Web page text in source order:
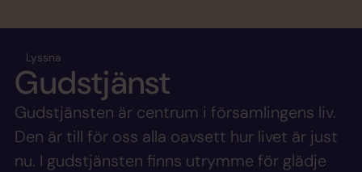
Lyssna
Gudstjänst
Gudstjänsten är centrum i församlingens liv.
Den är till för oss alla oavsett hur livet är just
nu. I gudstjänsten finns utrymme för glädje